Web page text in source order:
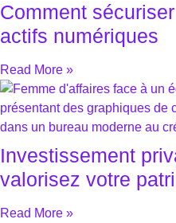
Comment
actifs numériques
Read More »
Investissement
valorisez votre
Read More »